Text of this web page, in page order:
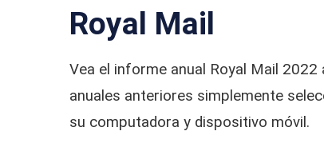
Royal Mail
Vea el informe anual Royal Mail
anuales anteriores simplemente
su computadora y dispositivo móvil.